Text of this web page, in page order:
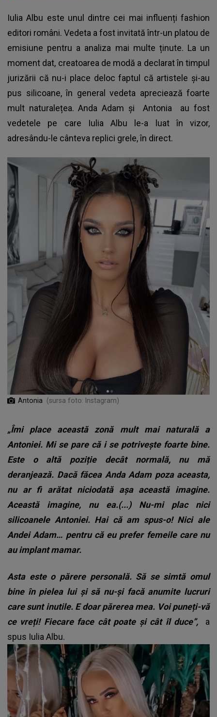
Iulia Albu este unul dintre cei mai influenți fashion
editori români. Vedeta a fost invitată într-un platou de
emisiune pentru a analiza mai multe ținute. La un
moment dat, creatoarea de modă a declarat în timpul
jurizării că nu-i place deloc faptul că artistele și-au
pus silicoane, în general vedeta apreciează foarte
mult naturalețea. Anda Adam și Antonia au fost
vedetele pe care Iulia Albu le-a luat în vizor,
adresându-le cânteva replici grele, în direct.
Antonia (sursa foto: Instagram)
„Îmi place această zonă mult mai naturală a
Antoniei. Mi se pare că i se potrivește foarte bine.
Este o altă poziție decât normală, nu mă
deranjează. Dacă făcea Anda Adam poza aceasta,
nu ar fi arătat niciodată așa această imagine.
Această imagine, nu ea.(...) Nu-mi plac nici
silicoanele Antoniei. Hai că am spus-o! Nici ale
Andei Adam… pentru că eu prefer femeile care nu
au implant mamar.
Asta este o părere personală. Să se simtă omul
bine în pielea lui și să nu-și facă anumite lucruri
care sunt inutile. E doar părerea mea. Voi puneți-vă
ce vreți! Fiecare face cât poate și cât îl duce”, a
spus Iulia Albu.